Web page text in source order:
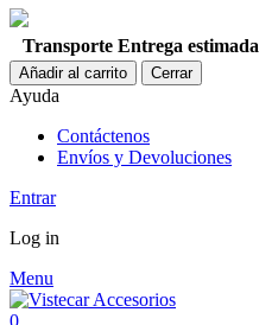
Transporte Entrega estimada
Añadir al carrito Cerrar
Ayuda
Contáctenos
Envíos y Devoluciones
Entrar
Log in
Menu
0